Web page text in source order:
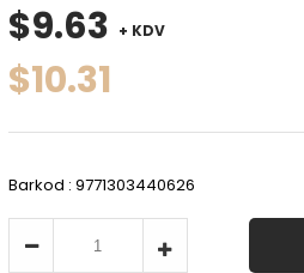
$9.63 + KDV
$10.31
Barkod : 9771303440626